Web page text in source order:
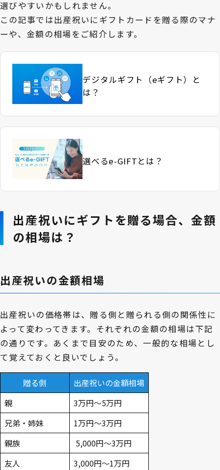
選びやすいかもしれません。
この記事では出産祝いにギフトカードを贈る際のマナ
ーや、金額の相場をご紹介します。
デジタルギフト（eギフト）と
は？
選べるe-GIFTとは？
出産祝いにギフトを贈る場合、金額
の相場は？
出産祝いの金額相場
出産祝いの価格帯は、贈る側と贈られる側の関係性に
よって変わってきます。それぞれの金額の相場は下記
の通りです。あくまで目安のため、一般的な相場とし
て覚えておくと良いでしょう。
贈る側
出産祝いの金額相場
親
3万円～5万円
兄弟・姉妹
1万円～3万円
親族
5,000円～3万円
友人
3,000円～1万円